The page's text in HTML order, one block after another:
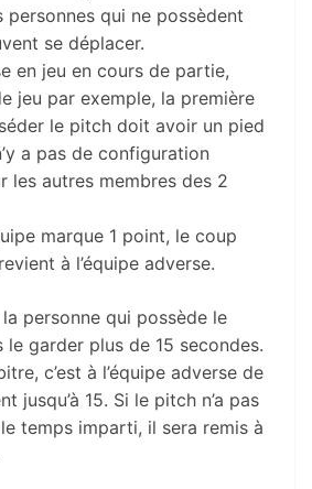
personnes qui ne possèdent
se déplacer.
en jeu en cours de partie,
jeu par exemple, la première
le pitch doit avoir un pied
a pas de configuration
les autres membres des 2
marque 1 point, le coup
à l’équipe adverse.
la personne qui possède le
garder plus de 15 secondes.
c’est à l’équipe adverse de
jusqu’à 15. Si le pitch n’a pas
temps imparti, il sera remis à